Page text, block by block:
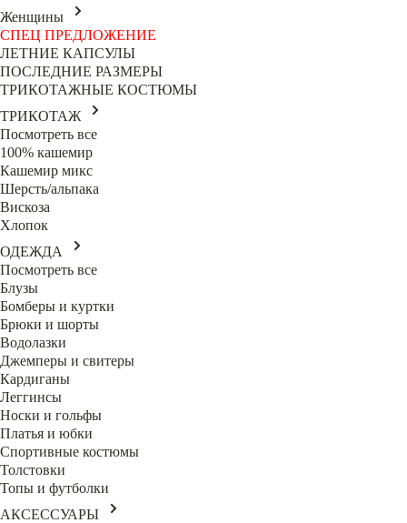
Женщины
СПЕЦ ПРЕДЛОЖЕНИЕ
ЛЕТНИЕ КАПСУЛЫ
ПОСЛЕДНИЕ РАЗМЕРЫ
ТРИКОТАЖНЫЕ КОСТЮМЫ
ТРИКОТАЖ
Посмотреть все
100% кашемир
Кашемир микс
Шерсть/альпака
Вискоза
Хлопок
ОДЕЖДА
Посмотреть все
Блузы
Бомберы и куртки
Брюки и шорты
Водолазки
Джемперы и свитеры
Кардиганы
Леггинсы
Носки и гольфы
Платья и юбки
Спортивные костюмы
Толстовки
Топы и футболки
АКСЕССУАРЫ